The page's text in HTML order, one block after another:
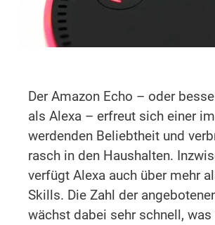
Der Amazon Echo – oder
als Alexa – erfreut sich einer
werdenden Beliebtheit und
rasch in den Haushalten.
verfügt Alexa auch über mehr
Skills. Die Zahl der
wächst dabei sehr schnell,